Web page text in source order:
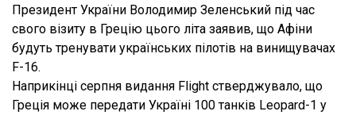
Президент України Володимир Зеленський під час
свого візиту в Грецію цього літа заявив, що Афіни
будуть тренувати українських пілотів на винищувачах
F-16.
Наприкінці серпня видання Flight стверджувало, що
Греція може передати Україні 100 танків Leopard-1 у